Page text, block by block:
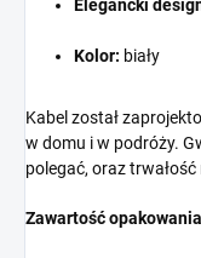
Elegancki
Kolor: biały
Kabel został
w domu i w podróży.
polegać, oraz trwałość
Zawartość